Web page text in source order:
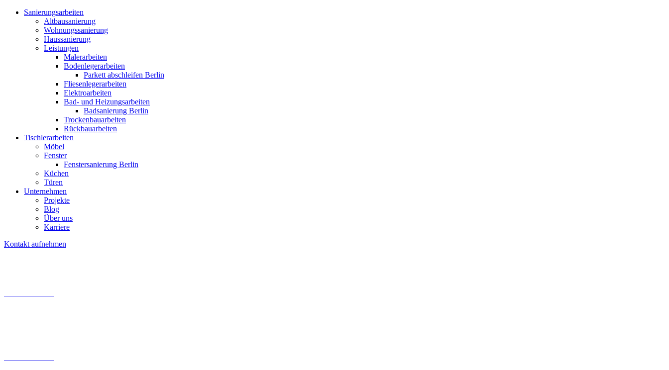
Sanierungsarbeiten
Altbausanierung
Wohnungssanierung
Haussanierung
Leistungen
Malerarbeiten
Bodenlegerarbeiten
Parkett abschleifen Berlin
Fliesenlegerarbeiten
Elektroarbeiten
Bad- und Heizungsarbeiten
Badsanierung Berlin
Trockenbauarbeiten
Rückbauarbeiten
Tischlerarbeiten
Möbel
Fenster
Fenstersanierung Berlin
Küchen
Türen
Unternehmen
Projekte
Blog
Über uns
Karriere
Kontakt aufnehmen